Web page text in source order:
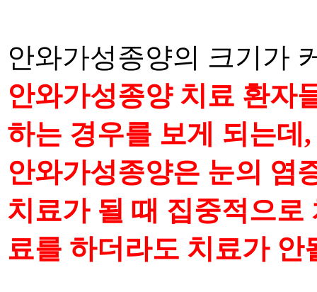
안와가성종양의 크기가
안와가성종양 치료 환자
하는 경우를 보게 되는데
안와가성종양은 눈의 염
치료가 될 때 집중적으로
료를 하더라도 치료가 안